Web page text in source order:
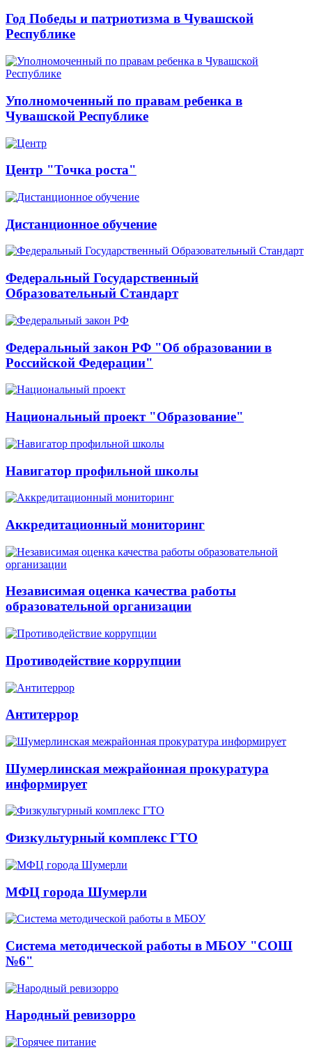
Год Победы и патриотизма в Чувашской
Республике
Уполномоченный по правам ребенка в
Чувашской Республике
Центр "Точка роста"
Дистанционное обучение
Федеральный Государственный
Образовательный Стандарт
Федеральный закон РФ "Об образовании в
Российской Федерации"
Национальный проект "Образование"
Навигатор профильной школы
Аккредитационный мониторинг
Независимая оценка качества работы
образовательной организации
Противодействие коррупции
Антитеррор
Шумерлинская межрайонная прокуратура
информирует
Физкультурный комплекс ГТО
МФЦ города Шумерли
Система методической работы в МБОУ "СОШ
№6"
Народный ревизорро